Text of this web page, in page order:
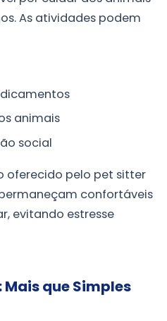
As atividades podem
animais
social
oferecido pelo pet sitter
confortáveis
evitando estresse
Mais que Simples